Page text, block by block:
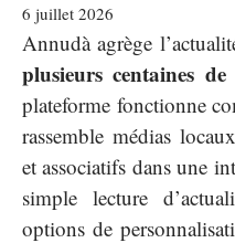
6 juillet 2026
Annudà agrège
plusieurs centaines
plateforme fonctionne
rassemble médias
et associatifs dans une
simple lecture
options de